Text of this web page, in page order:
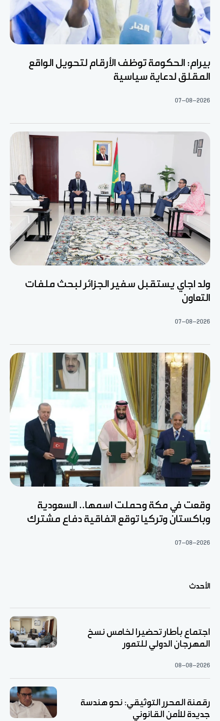
بيرام: الحكومة توظف الأرقام لتحويل الواقع
المقلق لدعاية سياسية
07-08-2026
ولد اجاي يستقبل سفير الجزائر لبحث ملفات
التعاون
07-08-2026
وقعت في مكة وحملت اسمها.. السعودية
وباكستان وتركيا توقع اتفاقية دفاع مشترك
07-08-2026
الأحدث
اجتماع بأطار تحضيرا لخامس نسخ
المهرجان الدولي للتمور
08-08-2026
رقمنة المحرر التوثيقي: نحو هندسة
جديدة للأمن القانوني